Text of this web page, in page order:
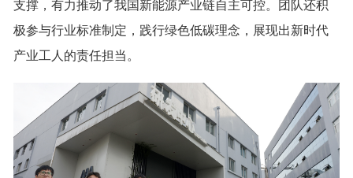
支撑，有力推动了我国新能源产业链自主可控。团队还积
极参与行业标准制定，践行绿色低碳理念，展现出新时代
产业工人的责任担当。